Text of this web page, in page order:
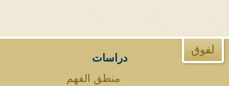
لفوق
دراسات
منطق الفهم